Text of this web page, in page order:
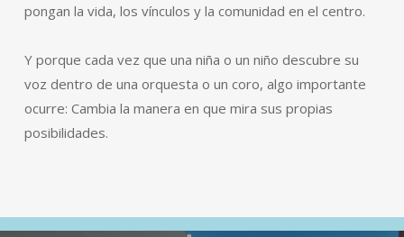
pongan la vida, los vínculos y la comunidad en el centro.
Y porque cada vez que una niña o un niño descubre su
voz dentro de una orquesta o un coro, algo importante
ocurre: Cambia la manera en que mira sus propias
posibilidades.